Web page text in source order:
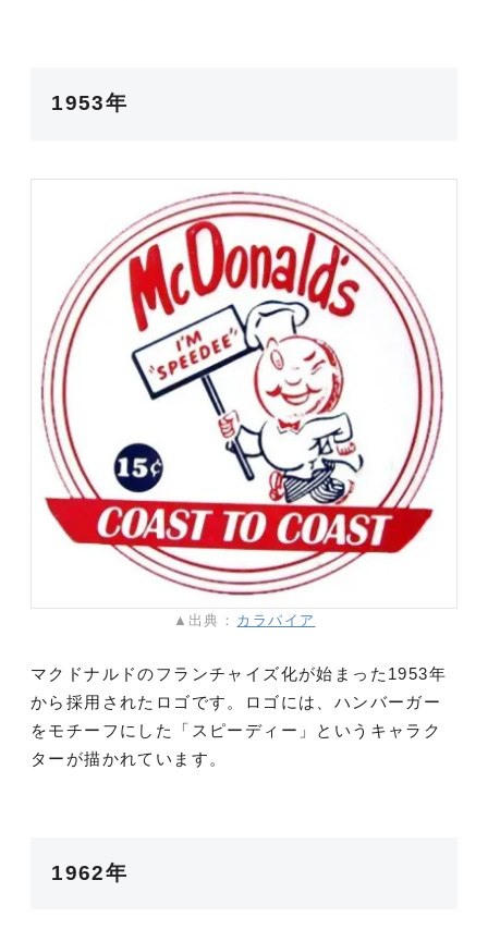
1953年
▲出典： カラパイア
マクドナルドのフランチャイズ化が始まった1953年
から採用されたロゴです。ロゴには、ハンバーガー
をモチーフにした「スピーディー」というキャラク
ターが描かれています。
1962年